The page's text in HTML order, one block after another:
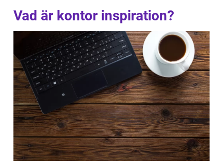
Vad är kontor inspiration?